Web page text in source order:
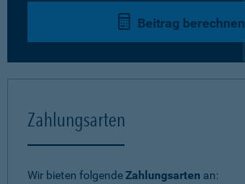
Beitrag berechnen
Zahlungsarten
Wir bieten folgendeZahlungsarten an: